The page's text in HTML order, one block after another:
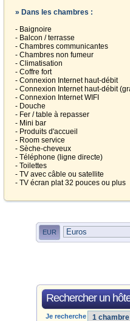
» Dans les chambres :
- Baignoire
- Balcon / terrasse
- Chambres communicantes
- Chambres non fumeur
- Climatisation
- Coffre fort
- Connexion Internet haut-débit
- Connexion Internet haut-débit
- Connexion Internet WIFI
- Douche
- Fer / table à repasser
- Mini bar
- Produits d'accueil
- Room service
- Sèche-cheveux
- Téléphone (ligne directe)
- Toilettes
- TV avec câble ou satellite
- TV écran plat 32 pouces ou plus
EUR
Rechercher un
Je recherche